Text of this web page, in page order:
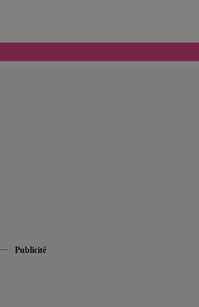
Publicité